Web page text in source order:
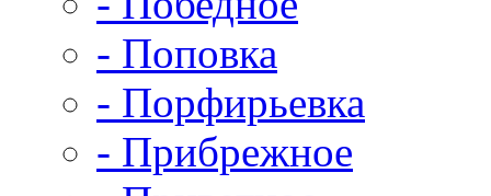
- Поповка
- Порфирьевка
- Прибрежное